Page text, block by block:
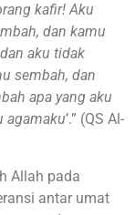
kafir! Aku
dan kamu
aku tidak
sembah, dan
apa yang aku
agamaku’.” (QS Al-
Allah pada
antar umat